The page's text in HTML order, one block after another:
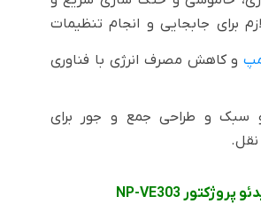
برای جابجایی و انجام تنظیمات
و کاهش مصرف انرژی با فناوری
سبک و طراحی جمع و جور برای
پروژکتورNP-VE303